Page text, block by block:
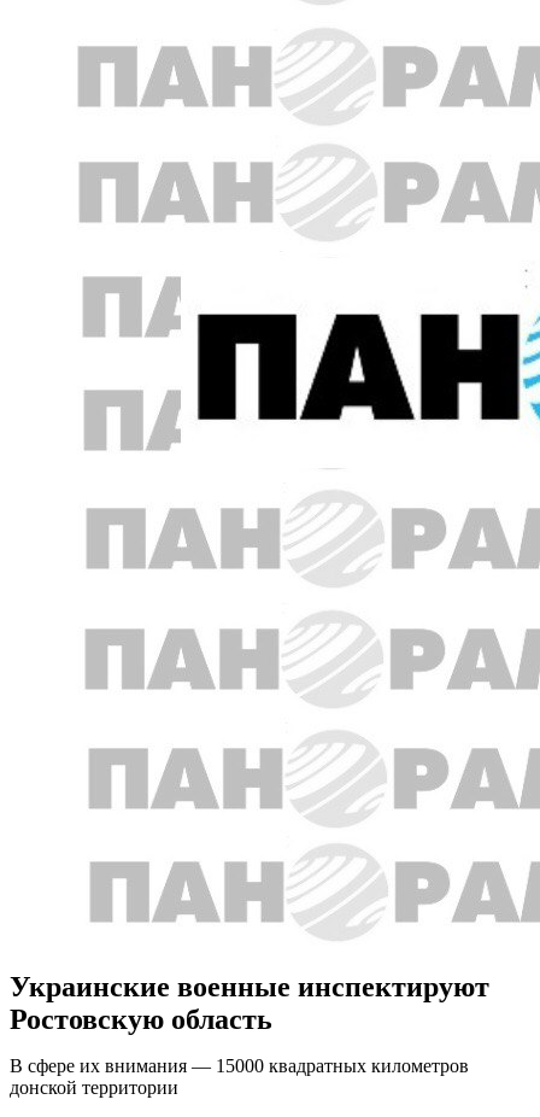
Украинские военные инспектируют
Ростовскую область
В сфере их внимания — 15000 квадратных километров
донской территории